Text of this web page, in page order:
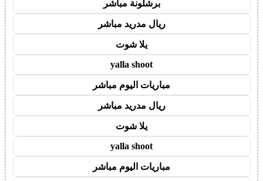
برشلونة مباشر
ريال مدريد مباشر
يلا شوت
yalla shoot
مباريات اليوم مباشر
ريال مدريد مباشر
يلا شوت
yalla shoot
مباريات اليوم مباشر